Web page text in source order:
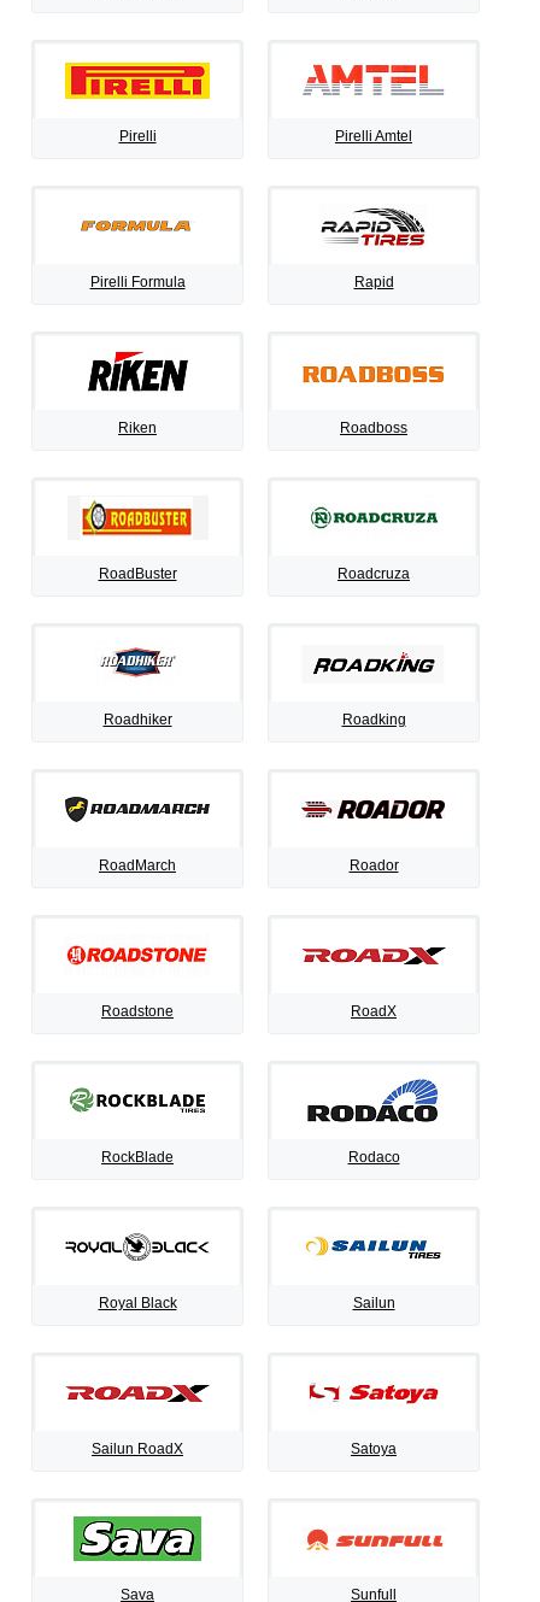
Pirelli Pirelli Amtel
Pirelli Formula Rapid
Riken Roadboss
RoadBuster Roadcruza
Roadhiker Roadking
RoadMarch Roador
Roadstone RoadX
RockBlade Rodaco
Royal Black Sailun
Sailun RoadX Satoya
Sava Sunfull